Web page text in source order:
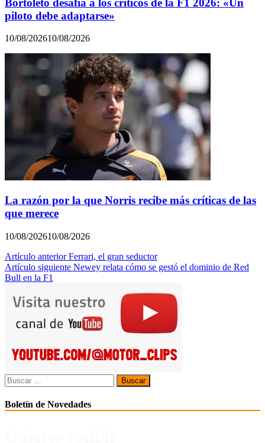
piloto debe adaptarse»
10/08/202610/08/2026
La razón por la que Norris recibe más críticas de las
que merece
10/08/202610/08/2026
Navegación
de
Artículo anterior Ferrari, el gran seductor
Artículo siguiente Newey relata cómo se gestó el dominio de Red
Bull en la F1
Buscar:
Boletín de Novedades